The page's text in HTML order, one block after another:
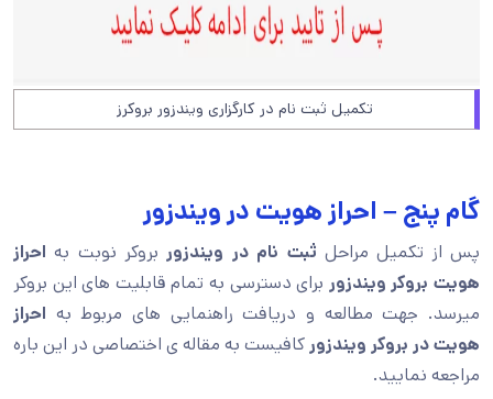
تکمیل ثبت نام در کارگزاری ویندزور بروکرز
گام پنج – احراز هویت در ویندزور
پس از تکمیل مراحل ثبت نام در ویندزوربروکر نوبت بهاحراز
هویت بروکر ویندزور برای دسترسی به تمام قابلیت های این بروکر
میرسد. جهت مطالعه و دریافت راهنمایی های مربوط به احراز
هویت در بروکر ویندزورکافیست به مقاله ی اختصاصی در این باره
مراجعه نمایید.